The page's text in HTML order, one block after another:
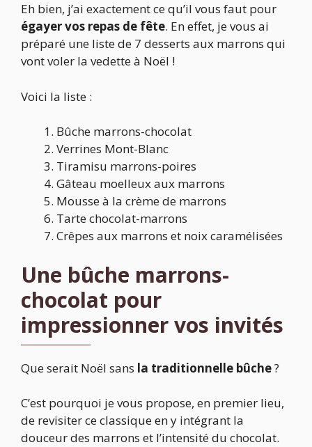
Eh bien, j’ai exactement ce qu’il vous faut pour
égayer vos repas de fête. En effet, je vous ai
préparé une liste de 7 desserts aux marrons qui
vont voler la vedette à Noël !
Voici la liste :
Bûche marrons-chocolat
Verrines Mont-Blanc
Tiramisu marrons-poires
Gâteau moelleux aux marrons
Mousse à la crème de marrons
Tarte chocolat-marrons
Crêpes aux marrons et noix caramélisées
Une bûche marrons-
chocolat pour
impressionner vos invités
Que serait Noël sans la traditionnelle bûche?
C’est pourquoi je vous propose, en premier lieu,
de revisiter ce classique en y intégrant la
douceur des marrons et l’intensité du chocolat.